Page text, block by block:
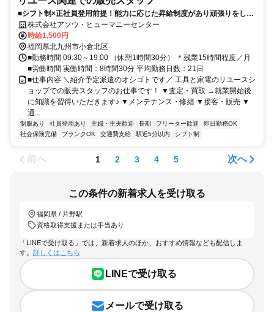
■シフト制×正社員登用前提！能力に応じた昇給制度があり頑張りをしっ
かり還元◎モチベーションもアップ■ウレシイ高時給×残業20H以内！月
給25万円以上しっかり稼いで安定収入が目指せます■駅チカ×バス停ス
グ！制服貸与で朝の服装選びもラクラク♪資格取得支援など将来のキャリ
ア形成を支える制度も充実
株式会社アソウ・ヒューマニーセンター
時給1,500円
福岡県北九州市小倉北区
■勤務時間 09:30～19:00 （休憩1時間30分） ＊残業15時間程度／月
■労働時間 実働時間：8時間30分 平均勤務日数：21日
■仕事内容 ＼紹介予定派遣のオシゴトです／ 工具と家電のリユースシ
ョップでの販売スタッフのお仕事です！ ▼査定・買取 →就業開始後
に知識を習得いただきます♪ ▼メンテナンス・修繕 ▼接客・販売 ▼
通...
制服あり 社員登用あり 主婦・主夫歓迎 長期 フリーター歓迎
即日勤務OK
社会保険完備
ブランクOK 交通費支給 駅近5分以内 シフト制
前へ 1 2 3 4 5 次へ
この条件の新着求人を受け取る
福岡県 / 片野駅
資格取得支援または手当あり
「LINEで受け取る」では、新着求人のほか、おすすめ情報なども配信しま
す。 詳しくはこちら
LINEで受け取る
メールで受け取る